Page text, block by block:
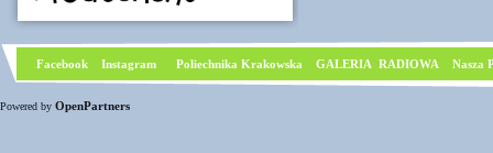
Facebook Instagram Poliechnika Krakowska GALERIA RADIOWA Nasza
Powered by OpenPartners